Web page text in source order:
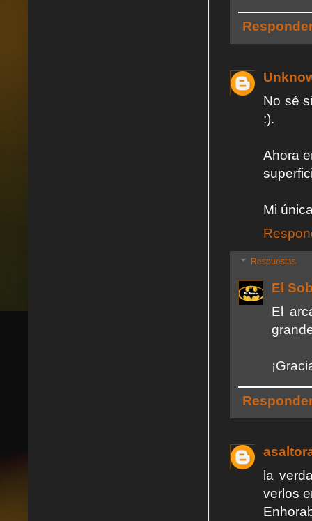
No sé
:).
Ahora
Mi
Respuestas
El
El
la
verlos